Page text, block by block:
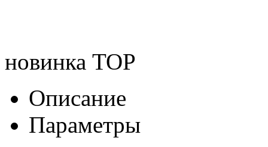
новинка TOP
Описание
Параметры